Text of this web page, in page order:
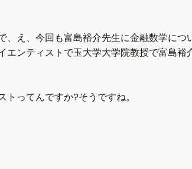
、え、今回も富島裕介先生に金融数学に
エンティストで玉大学大学院教授で富島
ってんですか?そうですね。